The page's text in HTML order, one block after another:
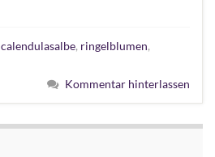
calendulasalbe, ringelblumen,
Kommentar hinterlassen